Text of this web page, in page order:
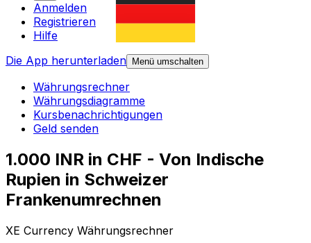
Anmelden
Registrieren
Hilfe
Die App herunterladen
Menü umschalten
Währungsrechner
Währungsdiagramme
Kursbenachrichtigungen
Geld senden
1.000 INR in CHF - Von Indische
Rupien in Schweizer
Frankenumrechnen
XE Currency Währungsrechner